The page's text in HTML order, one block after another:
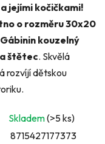
jejími kočičkami!
o rozměru 30x20
Gábinin kouzelný
štětec. Skvělá
rozvíjí dětskou
Skladem(>5 ks)
8715427177373